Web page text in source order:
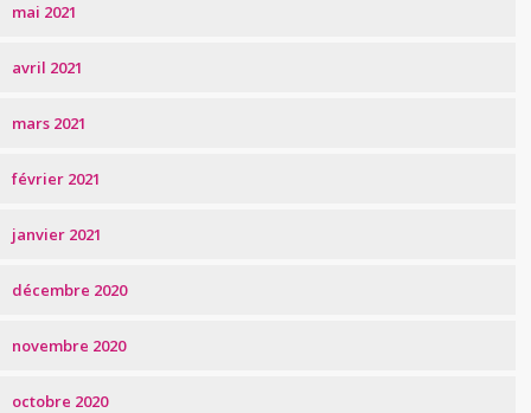
mai 2021
avril 2021
mars 2021
février 2021
janvier 2021
décembre 2020
novembre 2020
octobre 2020